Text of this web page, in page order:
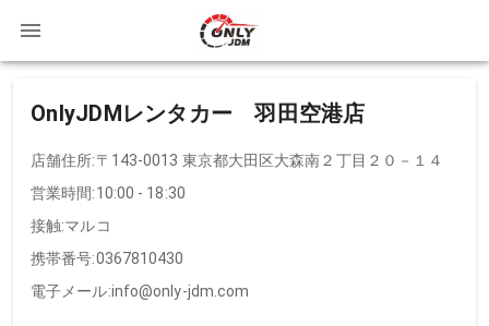
OnlyJDMレンタカー 羽田空港店
店舗住所:〒143-0013 東京都大田区大森南２丁目２０－１４
営業時間:10:00 - 18:30
接触:マルコ
携帯番号:0367810430
電子メール:info@only-jdm.com